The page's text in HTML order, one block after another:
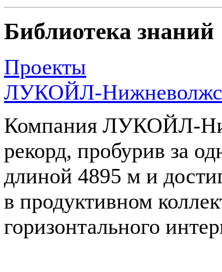
Библиотека знаний
Проекты
ЛУКОЙЛ-
Компания ЛУКОЙЛ-
рекорд, пробурив за
длиной 4895 м и
в продуктивном
горизонтального